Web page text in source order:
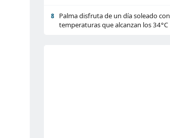
8
Palma disfruta de un día soleado con
temperaturas que alcanzan los 34°C